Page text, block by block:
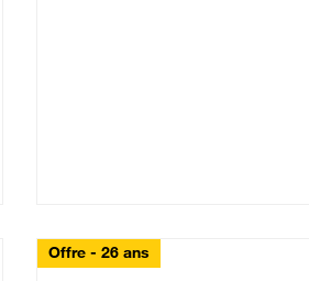
Offre - 26 ans